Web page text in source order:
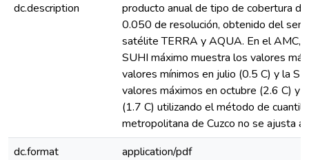
dc.description
producto anual de tipo de cobertura
0.050 de resolución, obtenido del
satélite TERRA y AQUA. En el AMC,
SUHI máximo muestra los valores
valores mínimos en julio (0.5 C) y la
valores máximos en octubre (2.6 C) y
(1.7 C) utilizando el método de
metropolitana de Cuzco no se ajusta a
dc.format
application/pdf